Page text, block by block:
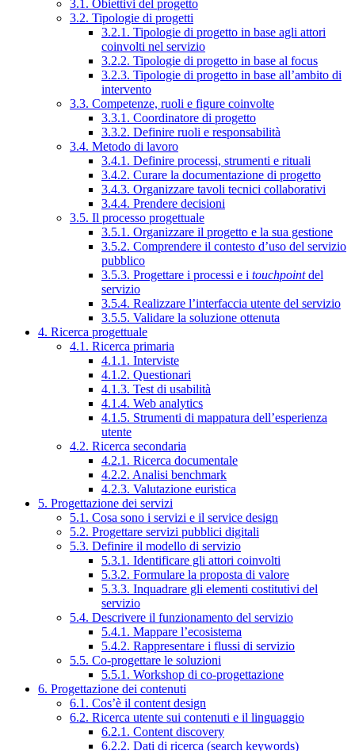
3.1. Obiettivi del progetto
3.2. Tipologie di progetti
3.2.1. Tipologie di progetto in base agli attori
coinvolti nel servizio
3.2.2. Tipologie di progetto in base al focus
3.2.3. Tipologie di progetto in base all’ambito di
intervento
3.3. Competenze, ruoli e figure coinvolte
3.3.1. Coordinatore di progetto
3.3.2. Definire ruoli e responsabilità
3.4. Metodo di lavoro
3.4.1. Definire processi, strumenti e rituali
3.4.2. Curare la documentazione di progetto
3.4.3. Organizzare tavoli tecnici collaborativi
3.4.4. Prendere decisioni
3.5. Il processo progettuale
3.5.1. Organizzare il progetto e la sua gestione
3.5.2. Comprendere il contesto d’uso del servizio
pubblico
3.5.3. Progettare i processi e i touchpointdel
servizio
3.5.4. Realizzare l’interfaccia utente del servizio
3.5.5. Validare la soluzione ottenuta
4. Ricerca progettuale
4.1. Ricerca primaria
4.1.1. Interviste
4.1.2. Questionari
4.1.3. Test di usabilità
4.1.4. Web analytics
4.1.5. Strumenti di mappatura dell’esperienza
utente
4.2. Ricerca secondaria
4.2.1. Ricerca documentale
4.2.2. Analisi benchmark
4.2.3. Valutazione euristica
5. Progettazione dei servizi
5.1. Cosa sono i servizi e il service design
5.2. Progettare servizi pubblici digitali
5.3. Definire il modello di servizio
5.3.1. Identificare gli attori coinvolti
5.3.2. Formulare la proposta di valore
5.3.3. Inquadrare gli elementi costitutivi del
servizio
5.4. Descrivere il funzionamento del servizio
5.4.1. Mappare l’ecosistema
5.4.2. Rappresentare i flussi di servizio
5.5. Co-progettare le soluzioni
5.5.1. Workshop di co-progettazione
6. Progettazione dei contenuti
6.1. Cos’è il content design
6.2. Ricerca utente sui contenuti e il linguaggio
6.2.1. Content discovery
6.2.2. Dati di ricerca (search keywords)